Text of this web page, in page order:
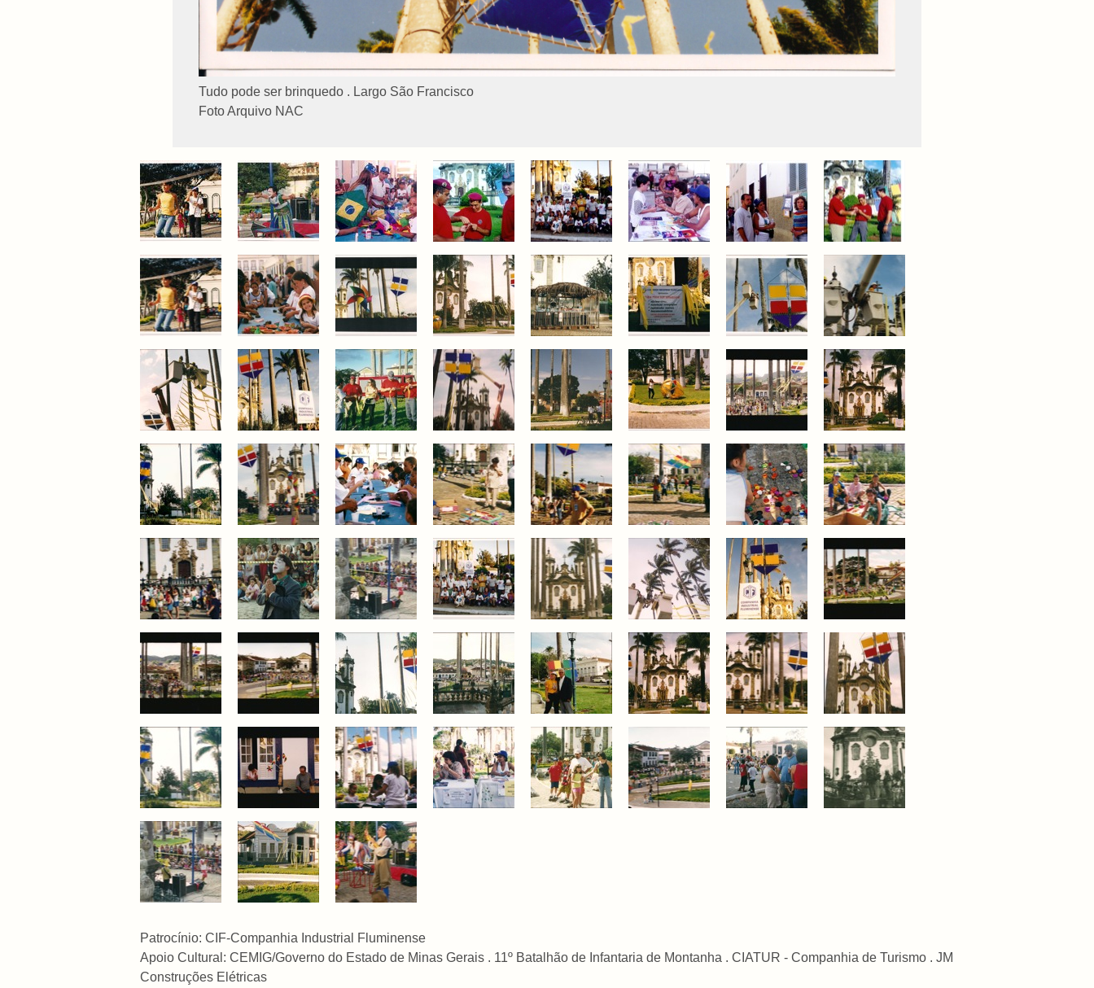
Tudo pode ser brinquedo . Largo São Francisco
Foto Arquivo NAC
Patrocínio: CIF-Companhia Industrial Fluminense
Apoio Cultural: CEMIG/Governo do Estado de Minas Gerais . 11º Batalhão de Infantaria de Montanha . CIATUR - Companhia de Turismo . JM
Construções Elétricas